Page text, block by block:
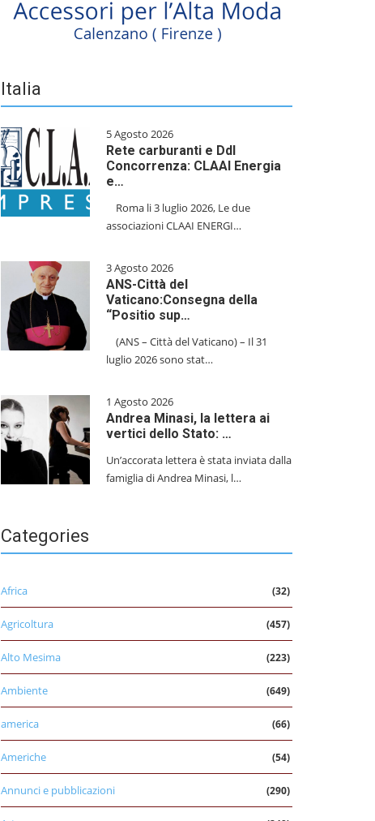
Italia
5 Agosto 2026
Rete carburanti e Ddl
Concorrenza: CLAAI Energia
e…
​Roma li 3 luglio 2026, Le due
associazioni CLAAI ENERGI…
3 Agosto 2026
ANS-Città del
Vaticano:Consegna della
“Positio sup…
(ANS – Città del Vaticano) – Il 31
luglio 2026 sono stat…
1 Agosto 2026
Andrea Minasi, la lettera ai
vertici dello Stato: …
Un’accorata lettera è stata inviata dalla
famiglia di Andrea Minasi, l…
Categories
Africa (32)
Agricoltura (457)
Alto Mesima (223)
Ambiente (649)
america (66)
Americhe (54)
Annunci e pubblicazioni (290)